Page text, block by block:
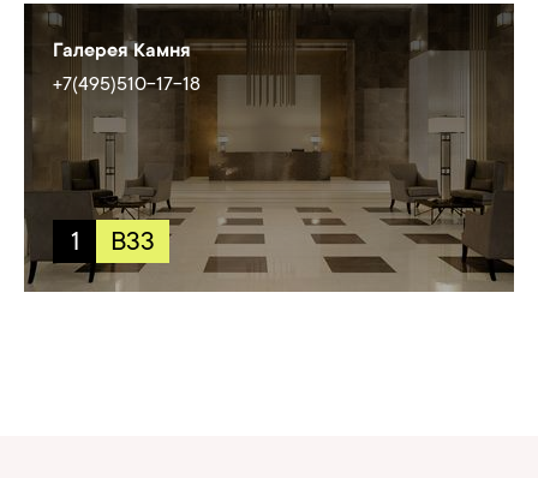
Галерея Камня
+7(495)510-17-18
1 B33